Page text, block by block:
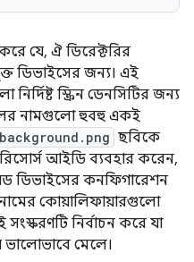
যে, ঐ ডিরেক্টরির
ডিভাইসের জন্য। এই
স্ক্রিন ডেনসিটির জন্য
নামগুলো হুবহু একই
background.png ছবিকে
আইডি ব্যবহার করেন,
ডিভাইসের কনফিগারেশন
নামের কোয়ালিফায়ারগুলো
নির্বাচন করে যা
ভালোভাবে মেলে।